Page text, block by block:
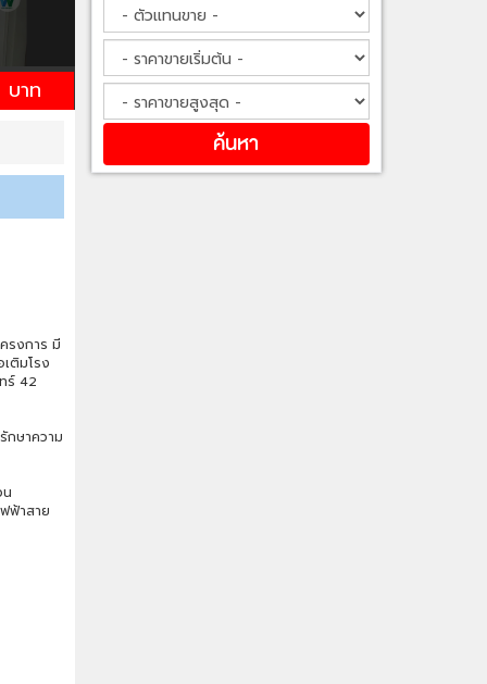
าท
รงการ มี
ติมโรง
ร์ 42
กษาความ
ฟ้าสาย